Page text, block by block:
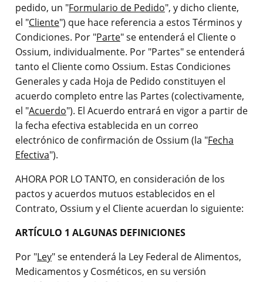
pedido, un "Formulario de Pedido", y dicho cliente,
el "Cliente") que hace referencia a estos Términos y
Condiciones. Por "Parte" se entenderá el Cliente o
Ossium, individualmente. Por "Partes" se entenderá
tanto el Cliente como Ossium. Estas Condiciones
Generales y cada Hoja de Pedido constituyen el
acuerdo completo entre las Partes (colectivamente,
el "Acuerdo"). El Acuerdo entrará en vigor a partir de
la fecha efectiva establecida en un correo
electrónico de confirmación de Ossium (la "Fecha
Efectiva").
AHORA POR LO TANTO, en consideración de los
pactos y acuerdos mutuos establecidos en el
Contrato, Ossium y el Cliente acuerdan lo siguiente:
ARTÍCULO 1 ALGUNAS DEFINICIONES
Por "Ley" se entenderá la Ley Federal de Alimentos,
Medicamentos y Cosméticos, en su versión